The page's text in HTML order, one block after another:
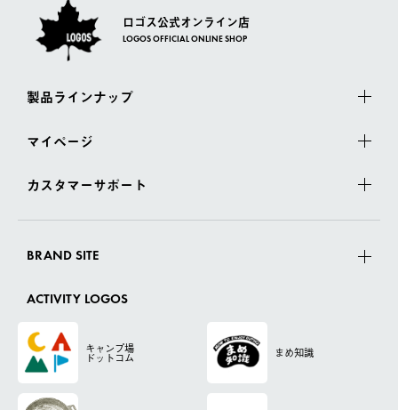
ロゴス公式オンライン店
LOGOS OFFICIAL ONLINE SHOP
製品ラインナップ
マイページ
カスタマーサポート
BRAND SITE
ACTIVITY LOGOS
キャンプ場
ドットコム まめ知識